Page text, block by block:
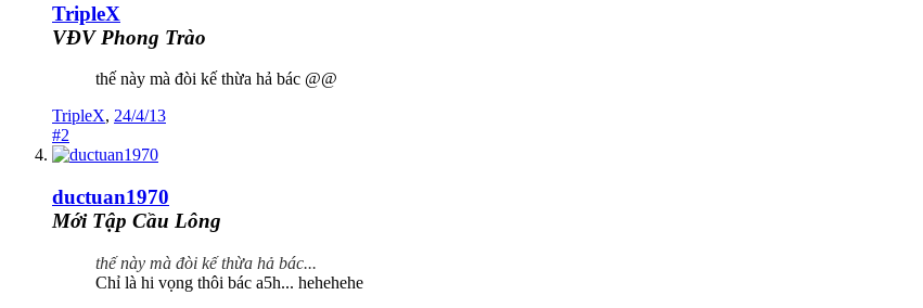
TripleX
VĐV Phong Trào
thế này mà đòi kế thừa hả bác @@
TripleX, 24/4/13
#2
ductuan1970
Mới Tập Cầu Lông
thế này mà đòi kế thừa hả bác...
Chỉ là hi vọng thôi bác a5h... hehehehe